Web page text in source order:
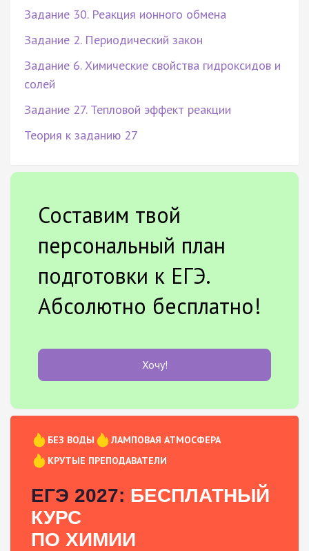
Задание 30. Реакция ионного обмена
Задание 2. Периодический закон
Задание 6. Химические свойства гидроксидов и
солей
Задание 27. Тепловой эффект реакции
Теория к заданию 27
Составим твой
персональный план
подготовки к ЕГЭ.
Абсолютно бесплатно!
Хочу!
БЕЗ ВОДЫ
ЛАМПОВАЯ АТМОСФЕРА
КРУТЫЕ ПРЕПОДАВАТЕЛИ
ЕГЭ 2027: БЕСПЛАТНЫЙ
КУРС
ПО ХИМИИ